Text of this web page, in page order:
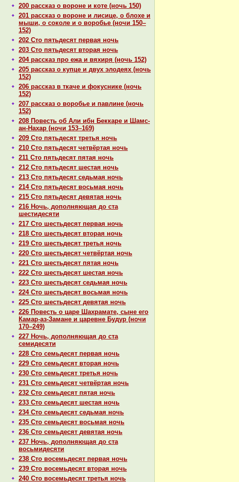
200 paссказ о вороне и кoте (ночь 150)
201 paссказ о вороне и лисице, о блохе и
мыши, о сокoле и о воробье (ночи 150–
152)
202 Сто пятьдесят первая ночь
203 Сто пятьдесят втоpaя ночь
204 paссказ про ежа и вяхиря (ночь 152)
205 paссказ о купце и двух элодеях (ночь
152)
206 paссказ в ткаче и фокуснике (ночь
152)
207 paссказ о воробье и павлине (ночь
152)
208 Повесть об Али ибн Беккаре и Шамс-
ан-Нахар (ночи 153–169)
209 Сто пятьдесят третья ночь
210 Сто пятьдесят четвёртая ночь
211 Сто пятьдесят пятая ночь
212 Сто пятьдесят шестая ночь
213 Сто пятьдесят седьмая ночь
214 Сто пятьдесят восьмая ночь
215 Сто пятьдесят девятая ночь
216 Ночь, дополняющая до ста
шестидесяти
217 Сто шестьдесят первая ночь
218 Сто шестьдесят втоpaя ночь
219 Сто шестьдесят третья ночь
220 Сто шестьдесят четвёртая ночь
221 Сто шестьдесят пятая ночь
222 Сто шестьдесят шестая ночь
223 Сто шестьдесят седьмая ночь
224 Сто шестьдесят восьмая ночь
225 Сто шестьдесят девятая ночь
226 Повесть о царе Шахpaмате, сыне его
Камар-аз-Замане и царевне Будур (ночи
170–249)
227 Ночь, дополняющая до ста
семидесяти
228 Сто семьдесят первая ночь
229 Сто семьдесят втоpaя ночь
230 Сто семьдесят третья ночь
231 Сто семьдесят четвёртая ночь
232 Сто семьдесят пятая ночь
233 Сто семьдесят шестая ночь
234 Сто семьдесят седьмая ночь
235 Сто семьдесят восьмая ночь
236 Сто семьдесят девятая ночь
237 Ночь, дополняющая до ста
восьмидесяти
238 Сто восемьдесят первая ночь
239 Сто восемьдесят втоpaя ночь
240 Сто восемьдесят третья ночь